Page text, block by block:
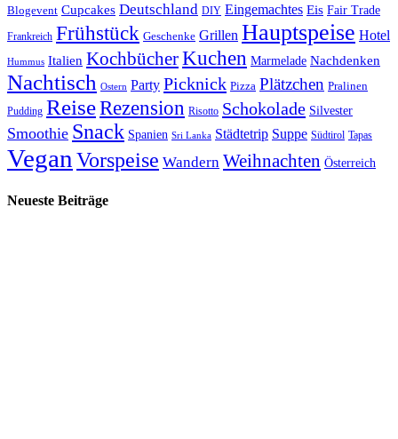
Blogevent Cupcakes Deutschland DIY Eingemachtes Eis Fair Trade
Frankreich Frühstück Geschenke Grillen Hauptspeise Hotel
Hummus Italien KochbücherKuchen Marmelade Nachdenken
Nachtisch Ostern Party Picknick Pizza Plätzchen Pralinen
Pudding ReiseRezension Risotto Schokolade Silvester
Smoothie Snack Spanien Sri Lanka Städtetrip Suppe Südtirol Tapas
VeganVorspeise Wandern Weihnachten Österreich
Neueste Beiträge